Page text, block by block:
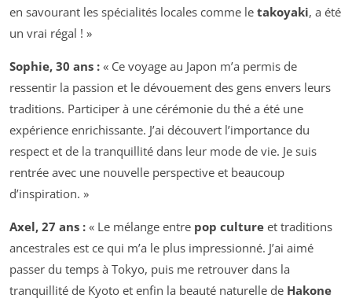
en savourant les spécialités locales comme le takoyaki, a été
un vrai régal ! »
Sophie, 30 ans : « Ce voyage au Japon m’a permis de
ressentir la passion et le dévouement des gens envers leurs
traditions. Participer à une cérémonie du thé a été une
expérience enrichissante. J’ai découvert l’importance du
respect et de la tranquillité dans leur mode de vie. Je suis
rentrée avec une nouvelle perspective et beaucoup
d’inspiration. »
Axel, 27 ans : « Le mélange entre pop culture et traditions
ancestrales est ce qui m’a le plus impressionné. J’ai aimé
passer du temps à Tokyo, puis me retrouver dans la
tranquillité de Kyoto et enfin la beauté naturelle de Hakone